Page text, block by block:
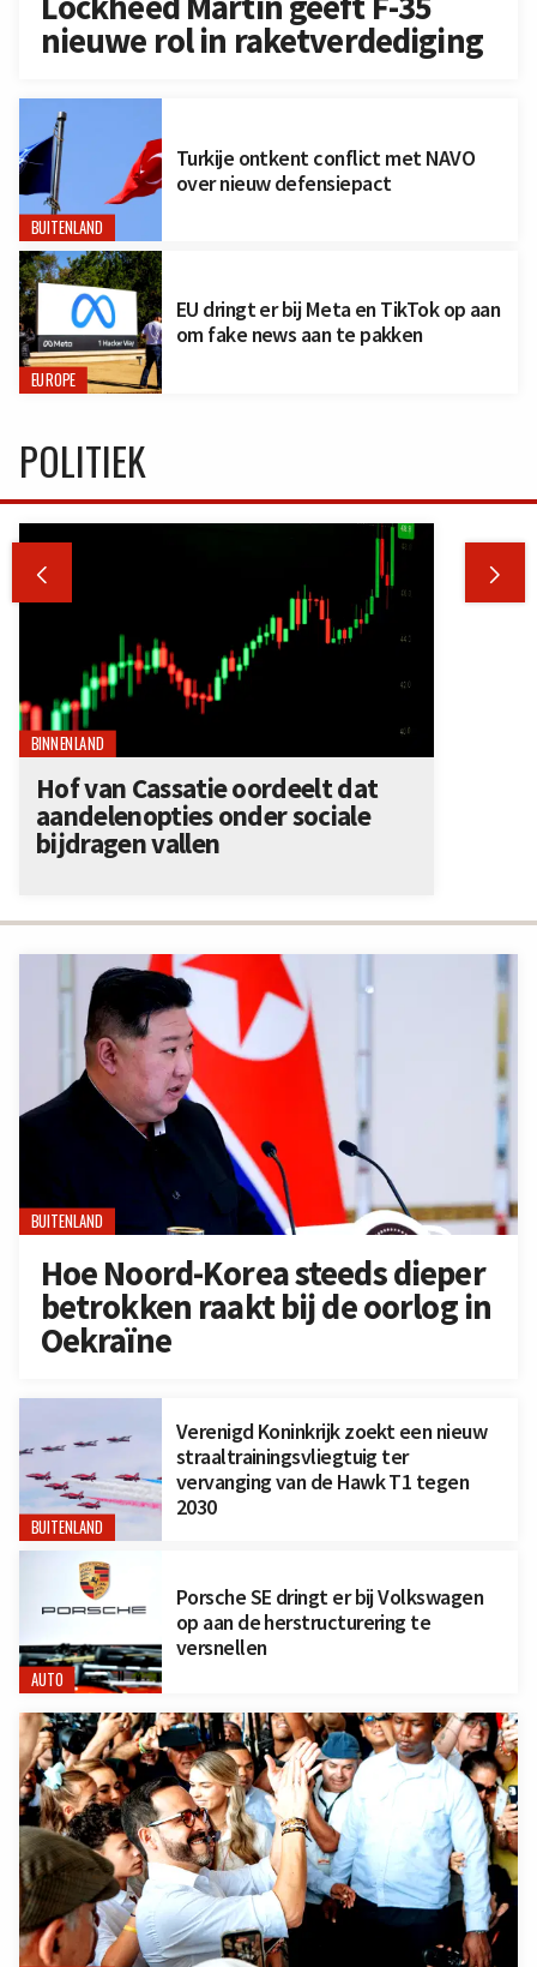
nieuwe rol in raketverdediging
BUITENLAND
Turkije ontkent conflict met NAVO
over nieuw defensiepact
EUROPE
EU dringt er bij Meta en TikTok op aan
om fake news aan te pakken
BUITENLAND
Hoe Noord-Korea steeds dieper
betrokken raakt bij de oorlog in
Oekraïne
BUITENLAND
Verenigd Koninkrijk zoekt een nieuw
straaltrainingsvliegtuig ter
vervanging van de Hawk T1 tegen
2030
AUTO
Porsche SE dringt er bij Volkswagen
op aan de herstructurering te
versnellen
POLITIEK
 
BINNENLAND
Hof van Cassatie oordeelt dat
aandelenopties onder sociale
bijdragen vallen